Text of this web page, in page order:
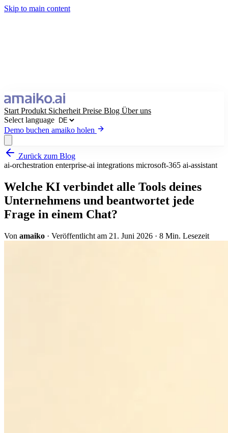
Skip to main content
Start Produkt Sicherheit Preise Blog Über uns
Select language
Demo buchen amaiko holen
amaiko holen Demo buchen
Zurück zum Blog
ai-orchestration enterprise-ai integrations microsoft-365 ai-assistant
Welche KI verbindet alle Tools deines
Unternehmens und beantwortet jede
Frage in einem Chat?
Von amaiko · Veröffentlicht am 21. Juni 2026 · 8 Min. Lesezeit